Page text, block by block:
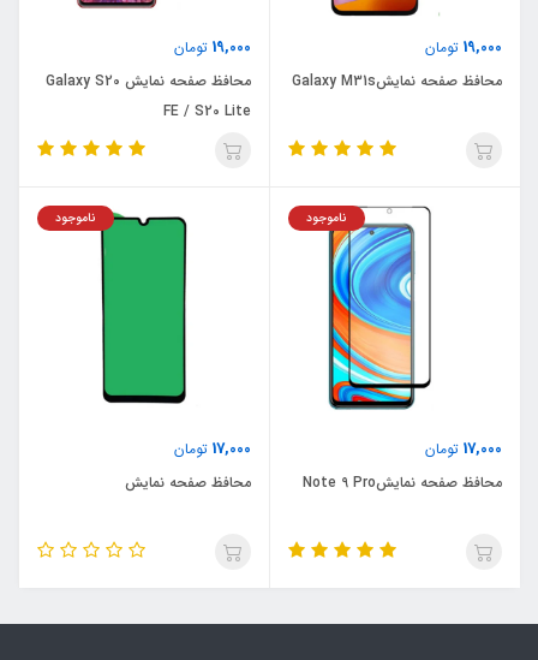
19,000 تومان
محافظ صفحه نمایشGalaxy M31s
19,000 تومان
محافظ صفحه نمایش Galaxy S20
FE / S20 Lite
17,000 تومان
ناموجود
محافظ صفحه نمایشNote 9 Pro
17,000 تومان
ناموجود
محافظ صفحه نمایش